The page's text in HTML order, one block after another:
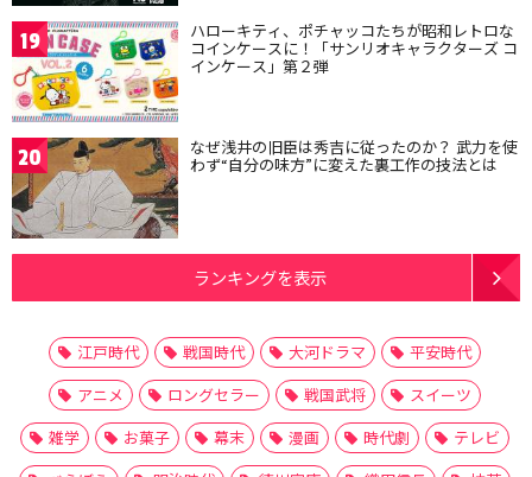
19 ハローキティ、ポチャッコたちが昭和レトロな
コインケースに！「サンリオキャラクターズ コ
インケース」第２弾
20 なぜ浅井の旧臣は秀吉に従ったのか？ 武力を使
わず“自分の味方”に変えた裏工作の技法とは
ランキングを表示
江戸時代 戦国時代 大河ドラマ
平安時代
アニメ
ロングセラー 戦国武将
スイーツ
雑学
お菓子 幕末 漫画 時代劇
テレビ